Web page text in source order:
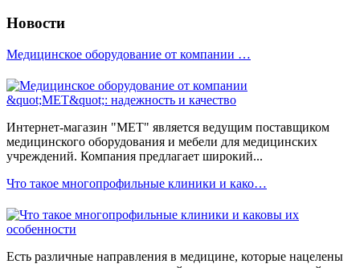
Новости
Медицинское оборудование от компании …
Интернет-магазин "МЕТ" является ведущим поставщиком
медицинского оборудования и мебели для медицинских
учреждений. Компания предлагает широкий...
Что такое многопрофильные клиники и како…
Есть различные направления в медицине, которые нацелены